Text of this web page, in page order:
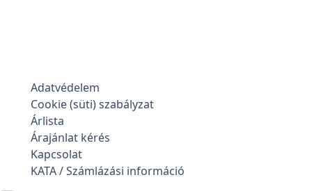
Adatvédelem
Cookie (süti) szabályzat
Árlista
Árajánlat kérés
Kapcsolat
KATA / Számlázási információ